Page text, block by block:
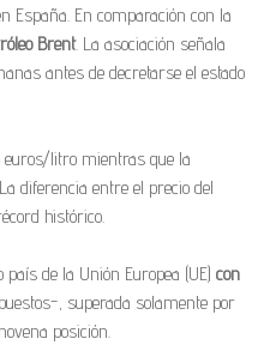
España. En comparación con la
Brent. La asociación señala
antes de decretarse el estado
euros/litro mientras que la
diferencia entre el precio del
histórico.
de la Unión Europea (UE) con
, superada solamente por
posición.